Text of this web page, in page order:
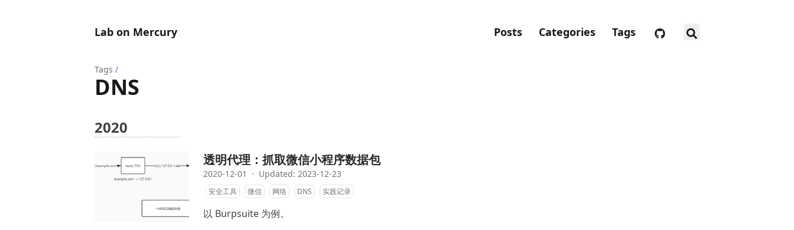
Lab on Mercury Posts Categories Tags
Tags /
DNS
2020
透明代理：抓取微信小程序数据包
2020-12-01 · Updated: 2023-12-23
安全工具 微信 网络 DNS 实践记录
以 Burpsuite 为例。